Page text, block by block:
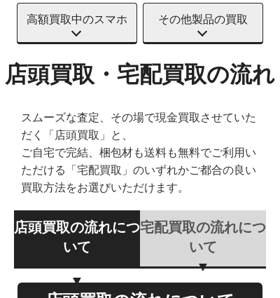
高額買取中のスマホ その他製品の買取
店頭買取・宅配買取の流れ
スムーズな査定、その場で現金買取させていた
だく「店頭買取」と、
ご自宅で完結、梱包材も送料も無料でご利用い
ただける「宅配買取」のいずれかご都合の良い
買取方法をお選びいただけます。
店頭買取の流れにつ
いて
宅配買取の流れにつ
いて